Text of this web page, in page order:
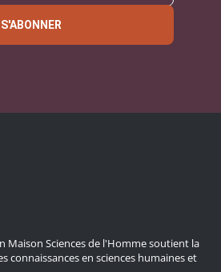
S'ABONNER
Maison Sciences de l'Homme soutient la
connaissances en sciences humaines et